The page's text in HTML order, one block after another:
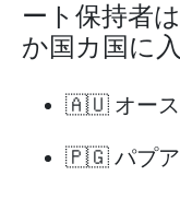
ート保持者
か国カ国に
🇦🇺 オース
🇵🇬 パプア